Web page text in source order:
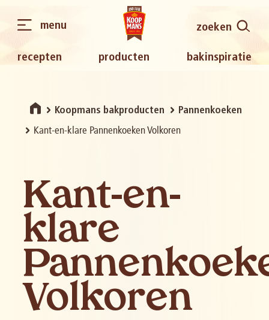
recepten producten bakinspiratie
zoeken
menu
Koopmans bakproducten Pannenkoeken
Kant-en-klare Pannenkoeken Volkoren
Kant-en-
klare
Volkoren